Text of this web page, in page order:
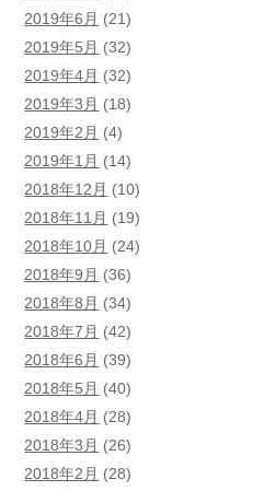
2019年6月 (21)
2019年5月 (32)
2019年4月 (32)
2019年3月 (18)
2019年2月 (4)
2019年1月 (14)
2018年12月 (10)
2018年11月 (19)
2018年10月 (24)
2018年9月 (36)
2018年8月 (34)
2018年7月 (42)
2018年6月 (39)
2018年5月 (40)
2018年4月 (28)
2018年3月 (26)
2018年2月 (28)